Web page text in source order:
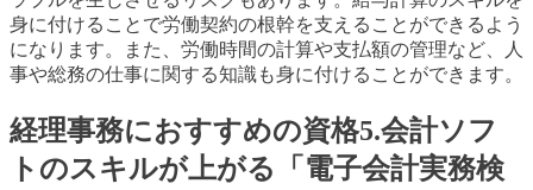
身に付けることで労働契約の根幹を支えることができるよう
になります。また、労働時間の計算や支払額の管理など、人
事や総務の仕事に関する知識も身に付けることができます。
経理事務におすすめの資格5.会計ソフ
トのスキルが上がる「電子会計実務検